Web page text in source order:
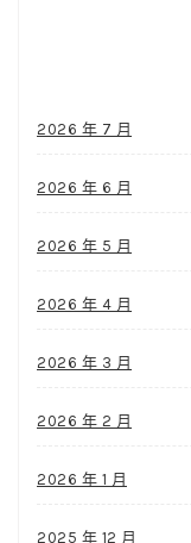
2026 年 7 月
2026 年 6 月
2026 年 5 月
2026 年 4 月
2026 年 3 月
2026 年 2 月
2026 年 1 月
2025 年 12 月